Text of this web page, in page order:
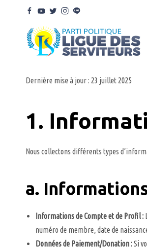
Dernière mise à jour : 23 juillet 2025
1.
Nous collectons différents types
a.
Informations de Compte et de Profil :
numéro de membre, date de
Données de Paiement/Donation :Si